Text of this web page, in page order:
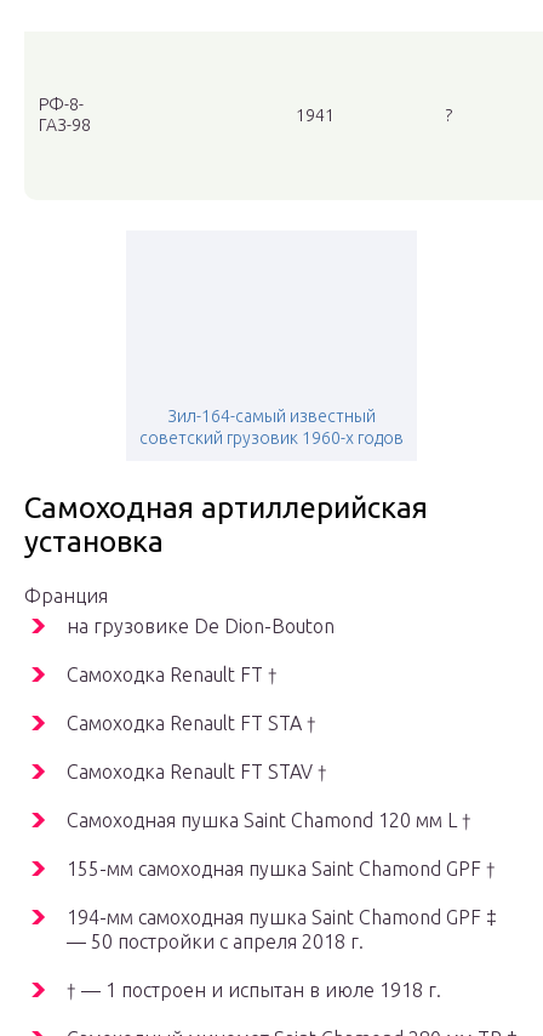
РФ-8-
ГАЗ-98
1941 ?
Зил-164-самый известный
советский грузовик 1960-х годов
Самоходная артиллерийская
установка
Франция
на грузовике De Dion-Bouton
Самоходка Renault FT †
Самоходка Renault FT STA †
Самоходка Renault FT STAV †
Самоходная пушка Saint Chamond 120 мм L †
155-мм самоходная пушка Saint Chamond GPF †
194-мм самоходная пушка Saint Chamond GPF ‡
— 50 постройки с апреля 2018 г.
† — 1 построен и испытан в июле 1918 г.